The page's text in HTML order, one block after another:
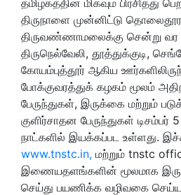
திருநாளை முன்னிட்டு
திருவண்ணாமலைக்கு சென்று வர
திருநெல்வேலி, தூத்துக்குடி,
கோயம்புத்தூர் ஆகிய
போக்குவரத்துக் கழகம் மூலம்
பேருந்துகள், இருக்கை மற்றும்
குளிர்சாதன பேருந்துகள் டிசம்பர்
நாட்களில் இயக்கப்பட உள்ளது.
www.tnstc.in, மற்றும் tnstc
இணையதளங்களின் மூலமாக
செய்து பயணிக்க வழிவகை